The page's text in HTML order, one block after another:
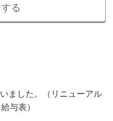
る
ました。（リニューアル
与表）